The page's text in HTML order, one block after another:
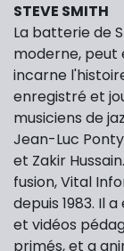
STEVE SMITH
La batterie de
moderne, peut
incarne
enregistré et
musiciens de
Jean-Luc
et Zakir
fusion, Vital
depuis 1983. Il
et vidéos
primés, et a